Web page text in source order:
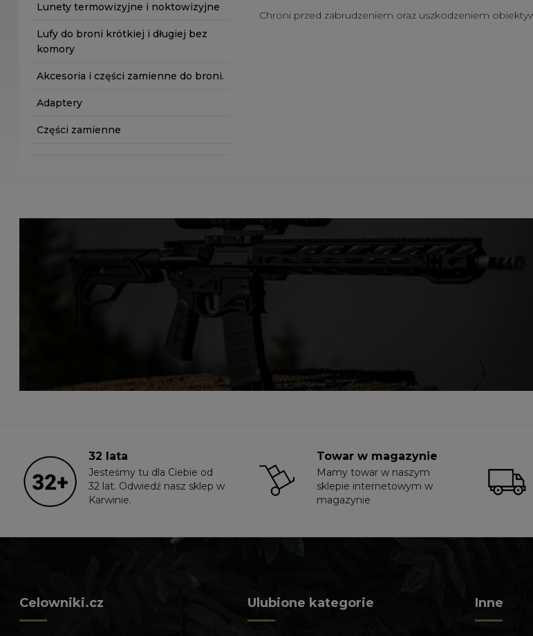
Lunety termowizyjne i noktowizyjne
Lufy do broni krótkiej i długiej bez
komory
Akcesoria i części zamienne do broni.
Adaptery
Części zamienne
Chroni przed zabrudzeniem oraz uszkodzeniem
32 lata
Jesteśmy tu dla Ciebie od
32 lat. Odwiedź nasz sklep w
Karwinie.
Towar w magazynie
Mamy towar w naszym
sklepie internetowym w
magazynie
Celowniki.cz Ulubione kategorie Inne